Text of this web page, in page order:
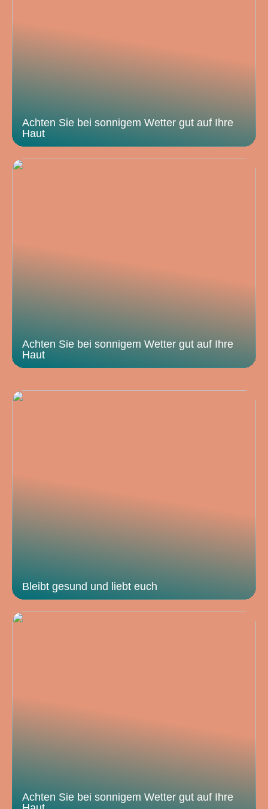
Achten Sie bei sonnigem Wetter gut auf Ihre
Haut
Achten Sie bei sonnigem Wetter gut auf Ihre
Haut
Bleibt gesund und liebt euch
Achten Sie bei sonnigem Wetter gut auf Ihre